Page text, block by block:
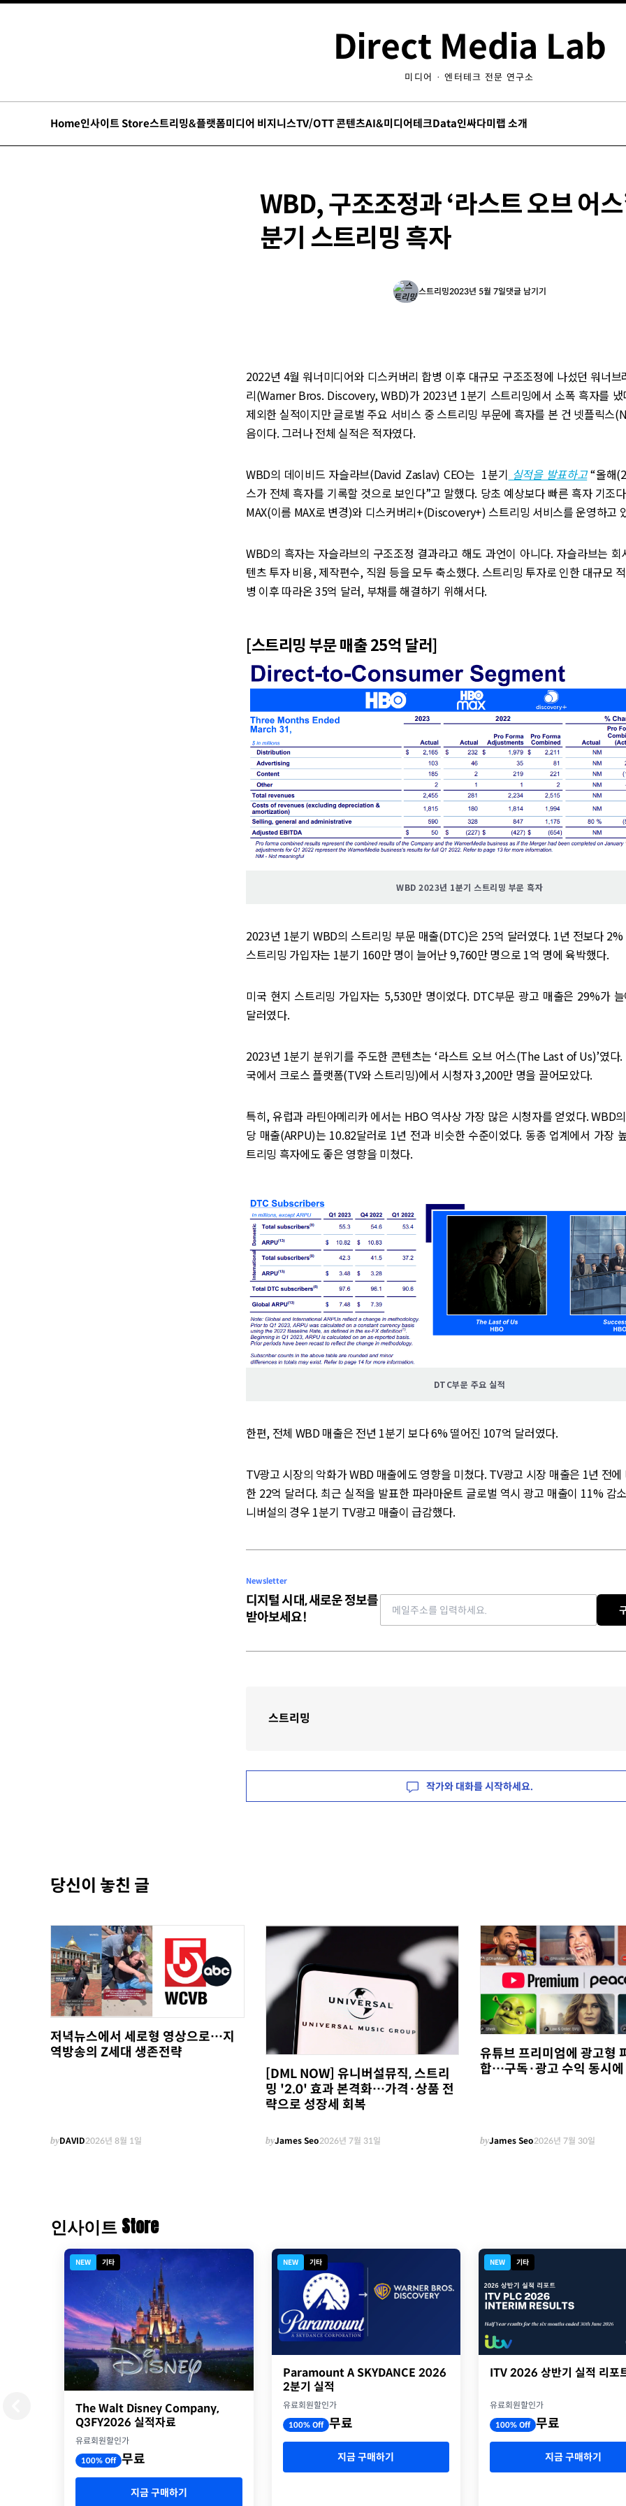
Direct Media Lab
미디어 · 엔터테크 전문 연구소
Home인사이트 Store스트리밍&플랫폼미디어 비지니스TV/OTT 콘텐츠AI&미디어테크Data인싸다미랩 소개
WBD, 구조조정과 ‘라스트 오브 어
분기 스트리밍 흑자
스트리밍2023년 5월 7일댓글 남기기
2022년 4월 워너미디어와 디스커버리 합병 이후 대규모 구조조정에 나섰던 워너브
리(Warner Bros. Discovery, WBD)가 2023년 1분기 스트리밍에서 소폭 흑자를 냈
제외한 실적이지만 글로벌 주요 서비스 중 스트리밍 부문에 흑자를 본 건 넷플릭스
음이다. 그러나 전체 실적은 적자였다.
WBD의 데이비드 자슬라브(David Zaslav) CEO는 1분기 실적을 발표하고“올해
스가 전체 흑자를 기록할 것으로 보인다”고 말했다. 당초 예상보다 빠른 흑자 기조
MAX(이름 MAX로 변경)와 디스커버리+(Discovery+) 스트리밍 서비스를 운영하고
WBD의 흑자는 자슬라브의 구조조정 결과라고 해도 과언이 아니다. 자슬라브는
텐츠 투자 비용, 제작편수, 직원 등을 모두 축소했다. 스트리밍 투자로 인한 대규모
병 이후 따라온 35억 달러, 부채를 해결하기 위해서다.
[스트리밍 부문 매출 25억 달러]
WBD 2023년 1분기 스트리밍 부문 흑자
2023년 1분기 WBD의 스트리밍 부문 매출(DTC)은 25억 달러였다. 1년 전보다
스트리밍 가입자는 1분기 160만 명이 늘어난 9,760만 명으로 1억 명에 육박했다.
미국 현지 스트리밍 가입자는 5,530만 명이었다. DTC부문 광고 매출은 29%가
달러였다.
2023년 1분기 분위기를 주도한 콘텐츠는 ‘라스트 오브 어스(The Last of Us)’였다
국에서 크로스 플랫폼(TV와 스트리밍)에서 시청자 3,200만 명을 끌어모았다.
특히, 유럽과 라틴아메리카 에서는 HBO 역사상 가장 많은 시청자를 얻었다. WBD
당 매출(ARPU)는 10.82달러로 1년 전과 비슷한 수준이었다. 동종 업계에서 가장
트리밍 흑자에도 좋은 영향을 미쳤다.
DTC부문 주요 실적
한편, 전체 WBD 매출은 전년 1분기 보다 6% 떨어진 107억 달러였다.
TV광고 시장의 악화가 WBD 매출에도 영향을 미쳤다. TV광고 시장 매출은 1년 전
한 22억 달러다. 최근 실적을 발표한 파라마운트 글로벌 역시 광고 매출이 11% 감
니버설의 경우 1분기 TV광고 매출이 급감했다.
Newsletter
디지털 시대, 새로운 정보를
받아보세요!
스트리밍
작가와 대화를 시작하세요.
당신이 놓친 글
저녁뉴스에서 세로형 영상으로…지
역방송의 Z세대 생존전략
byDAVID2026년 8월 1일
[DML NOW] 유니버설뮤직, 스트리
밍 '2.0' 효과 본격화…가격·상품 전
략으로 성장세 회복
byJames Seo2026년 7월 31일
유튜브 프리미엄에 광고형
합…구독·광고 수익 동시에
byJames Seo2026년 7월 30일
인사이트 Store
NEW 기타
The Walt Disney Company,
Q3FY2026 실적자료
유료회원할인가
100% Off 무료
지금 구매하기
NEW 기타
Paramount A SKYDANCE 2026
2분기 실적
유료회원할인가
100% Off 무료
지금 구매하기
NEW 기타
ITV 2026 상반기 실적 리포
유료회원할인가
100% Off 무료
지금 구매하기